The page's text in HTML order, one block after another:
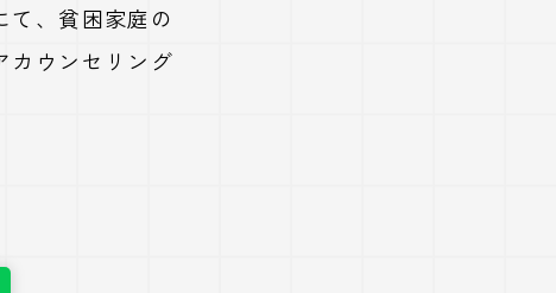
て、貧困家庭の
カウンセリング